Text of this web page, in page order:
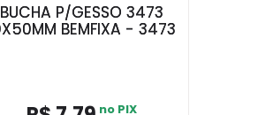
BUCHA P/GESSO 3473
BEMFIXA - 3473
no PIX